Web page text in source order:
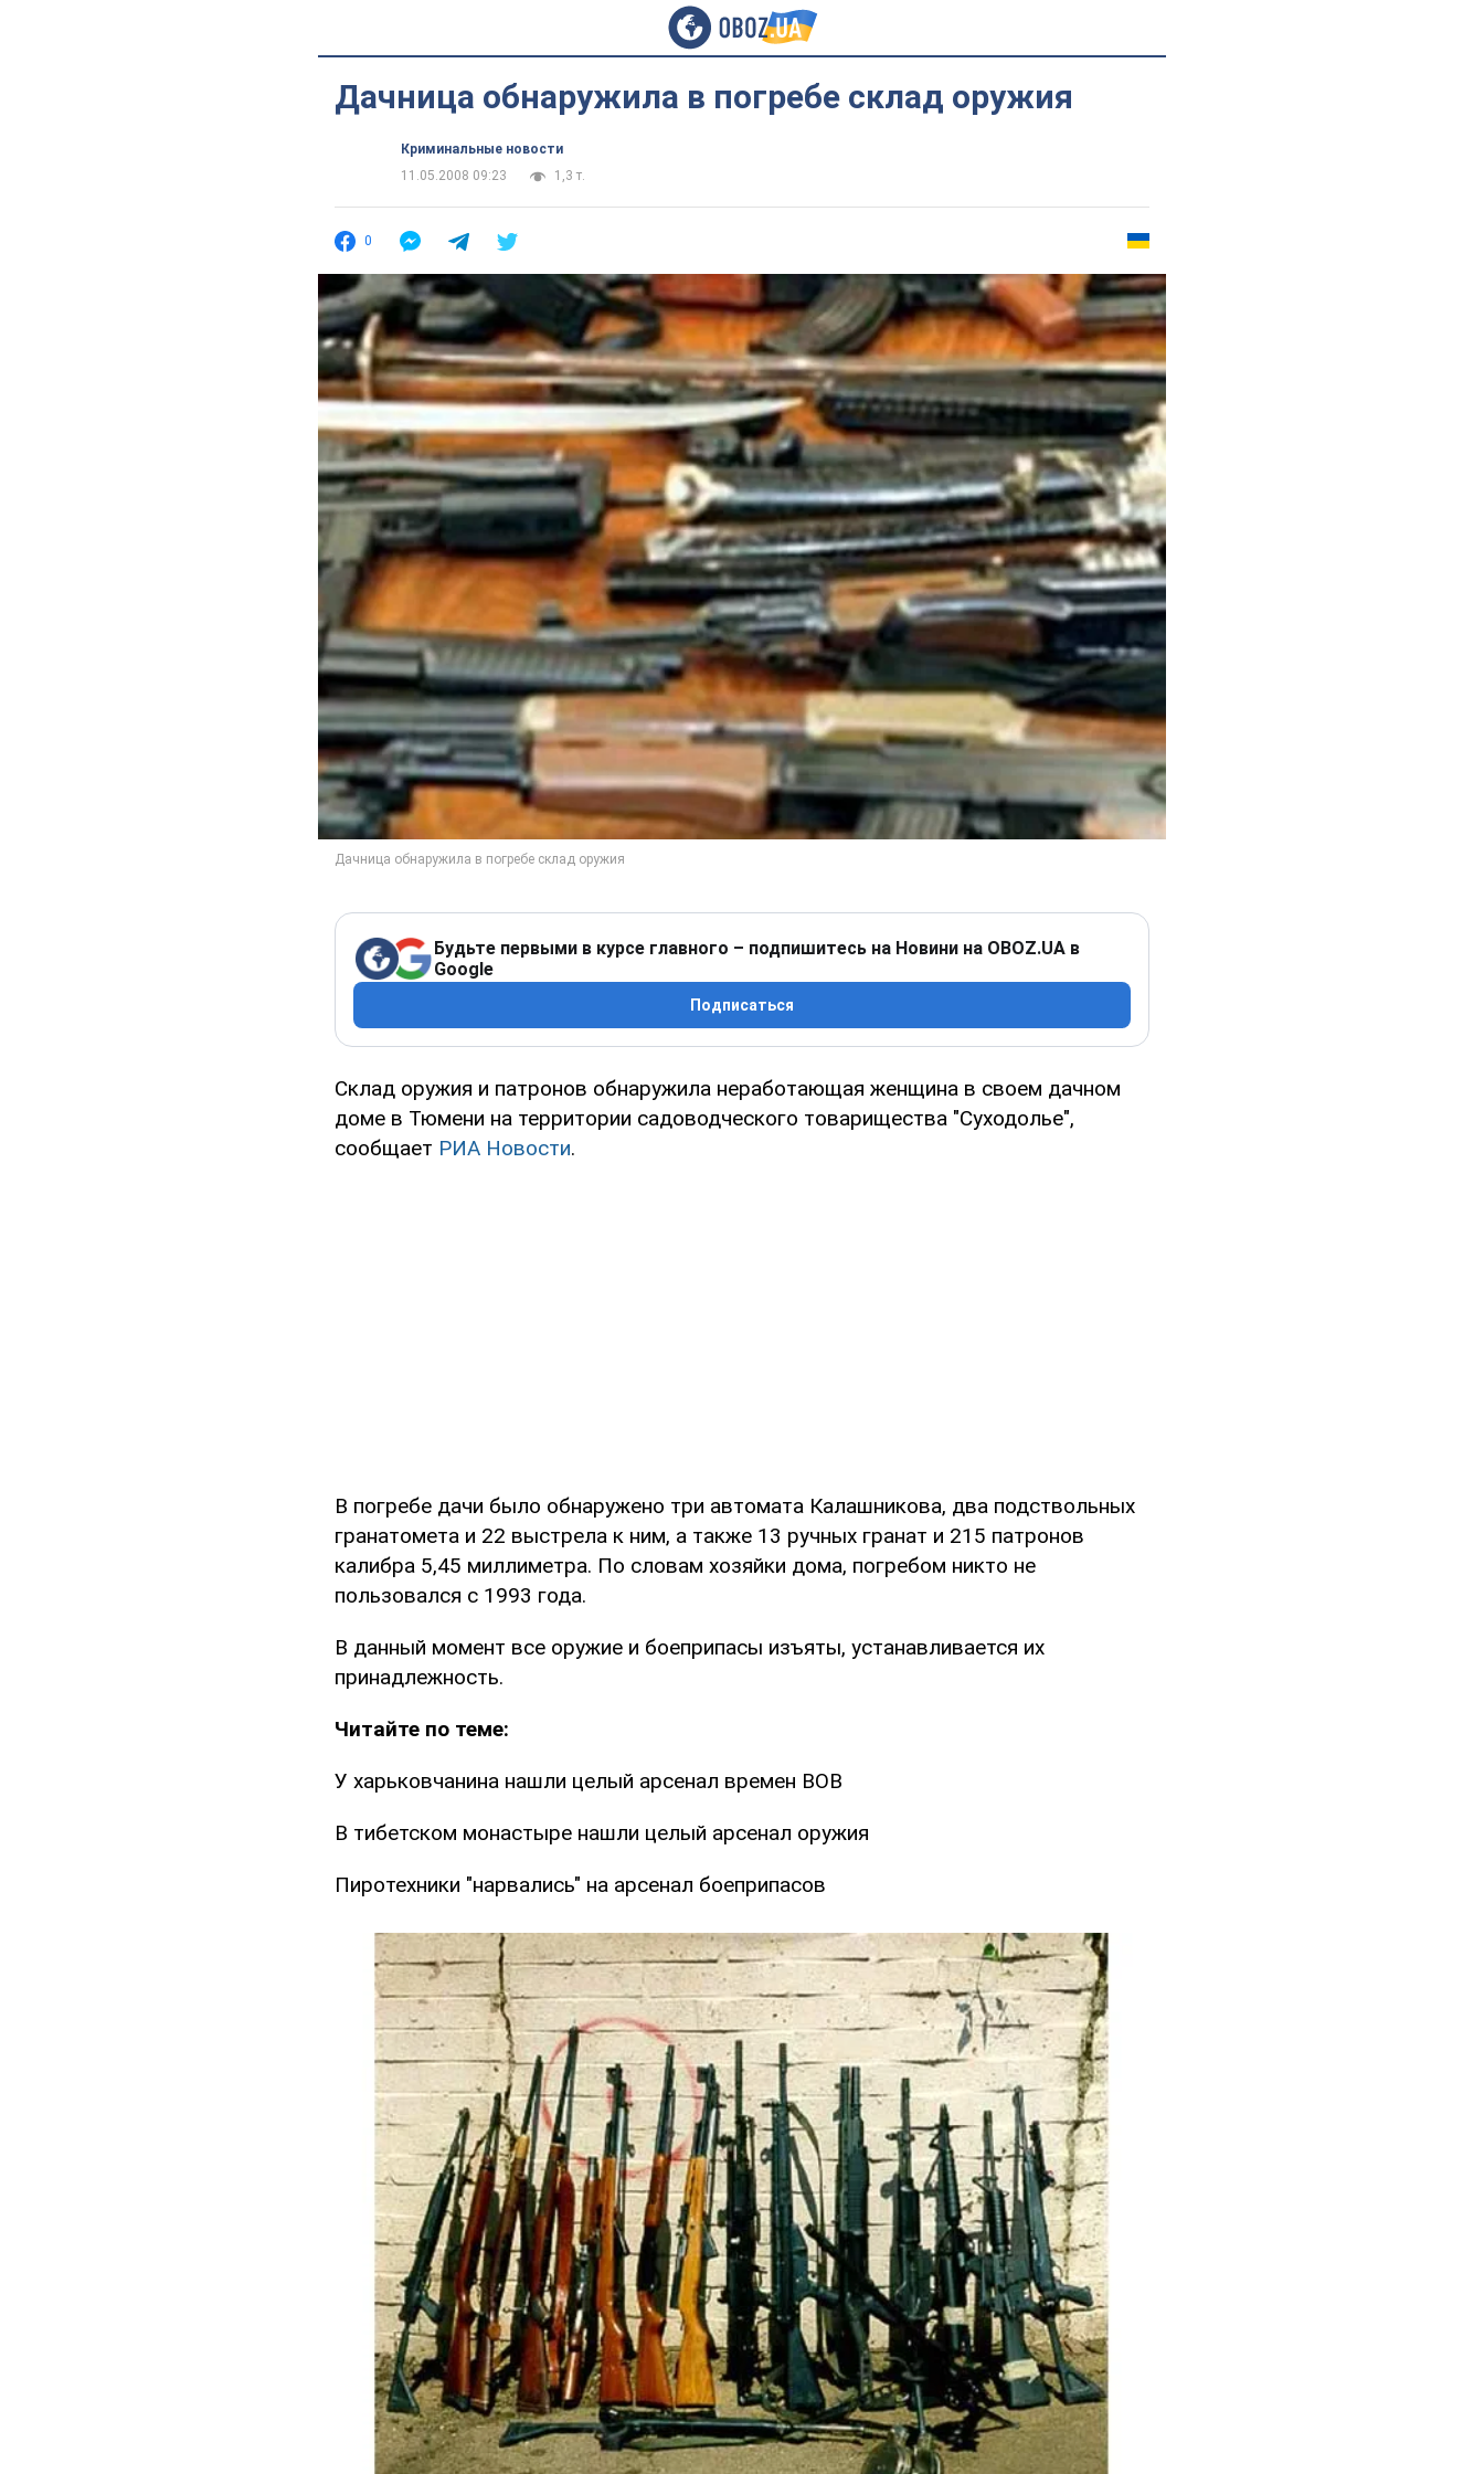
Дачница обнаружила в погребе склад оружия
Криминальные новости
11.05.2008 09:23
1,3 т.
0
Будьте первыми в курсе главного – подпишитесь на Новини на OBOZ.UA в
Google
Подписаться
Склад оружия и патронов обнаружила неработающая женщина в своем дачном
доме в Тюмени на территории садоводческого товарищества "Суходолье",
сообщает РИА Новости.
В погребе дачи было обнаружено три автомата Калашникова, два подствольных
гранатомета и 22 выстрела к ним, а также 13 ручных гранат и 215 патронов
калибра 5,45 миллиметра. По словам хозяйки дома, погребом никто не
пользовался с 1993 года.
В данный момент все оружие и боеприпасы изъяты, устанавливается их
принадлежность.
Читайте по теме:
У харьковчанина нашли целый арсенал времен ВОВ
В тибетском монастыре нашли целый арсенал оружия
Пиротехники "нарвались" на арсенал боеприпасов